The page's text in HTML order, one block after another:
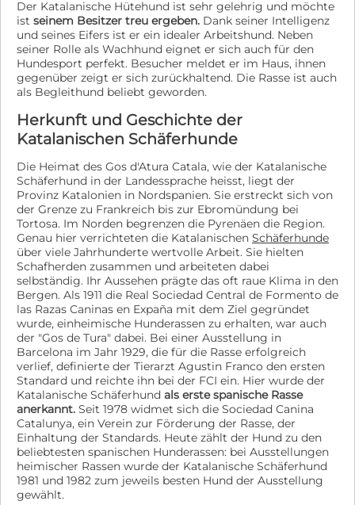
Hundefamilie einzufangen. Wie üblich wurden die
Hunde zunächst in die städtische Perreira gebracht.
Unsere spanische Tierschutzfreundin Julieta holte die
Hundefamilie jedoch bald zu sich in ihr Tierheim Perros
con Alma in Zaragoza. Hier konnten die Welpen in Ruhe
und Geborgenheit wachsen und gedeihen. Kontakt zu
Erna: Tierschutzverein Europa e.V. www.tsv-europa.de
Vermittlerin: Leonie Gessinger (Sprachen: Deutsch,
Englisch) Mobile: 0179 4360839 e-Mail: gessinger@tsv-
europa.de Weitere Videos:
https://youtu.be/yr6sQ9zwAt0 https://youtu.be/RX8Z-
x3IM50 https://youtu.be/2Scvq1dbpEM
https://youtu.be/RTEnEC5hquE
https://youtu.be/X34X9iYy0IY
https://youtu.be/e6QE4e4s-UY
richtig ins Zeug. À propos schmeißen: Bunti verhält
sich im Tierheim durch und durch freundlich und
aufgeschlossen, aber weiß seine Masse noch nicht
richtig einzuschätzen, wodurch er grobmotorisch sein
kann. Er ist wie so ein richtiges Riesenbaby das sich
seiner Kraft nicht bewußt ist. Wir suchen für Bunti
dieser tollen Rassen zu schätzen wissen und damit
umgehen können. Buntis Potenzial ist mindestens
an Menschen und deshalb hoffen wir ganz schnell das
passende Zuhause für diesen Traumkerl zu finden! Wie
soll das aussehen: Er lebt aktuell mit Leona zusammen
was sehr gut klappt. Die beiden spielen miteinander,
kuscheln gemeinsam im Zwinger und passen im
Freilauf gemeinsam gewissenhaft auf. Hundeerfahrene
Menschen, die vielleicht schon eine Hündin in seiner
Größe besitzen dürfen sich also Bunti gerne einmal
näher anschauen. Im Tierheim werden Bunti und Leona
getrennt gefüttert, was auch im neuen Zuhause so
umgesetzt werden sollte, falls sich hier bereits ein
Ersthund befindet. Er kannn aber auch sehr gut alleine
leben. Kleine Hunde sollten eher nicht in seinem
zukünftigen Zuhause leben, da er diese durch seine
Überschwänglichkeit unabsichtlich verletzen könnte.
Bestimmt hätte er Freude daran, wenn er durch einen
Garten oder über ein Gelände patroullieren dürfte. Da
er seiner Rasse entsprechend auch Vorgänge meldet,
wäre eine ländlichere Umgebung vom Vorteil. Für
Spaziergänge, Wanderungen, gemeinsames Spielen
und Abenteuer in der Natur wäre er sicher zu
begeistern. Er zählt eher zu den schlankeren, etwas
agileren Herdis und nur den ganzen Tag auf dem Hof
Der Katalanische Hütehund ist sehr gelehrig und möchte
ist seinem Besitzer treu ergeben. Dank seiner Intelligenz
und seines Eifers ist er ein idealer Arbeitshund. Neben
seiner Rolle als Wachhund eignet er sich auch für den
Hundesport perfekt. Besucher meldet er im Haus, ihnen
gegenüber zeigt er sich zurückhaltend. Die Rasse ist auch
als Begleithund beliebt geworden.
Herkunft und Geschichte der
Katalanischen Schäferhunde
Die Heimat des Gos d'Atura Catala, wie der Katalanische
Schäferhund in der Landessprache heisst, liegt der
Provinz Katalonien in Nordspanien. Sie erstreckt sich von
der Grenze zu Frankreich bis zur Ebromündung bei
Tortosa. Im Norden begrenzen die Pyrenäen die Region.
Genau hier verrichteten die Katalanischen Schäferhunde
über viele Jahrhunderte wertvolle Arbeit. Sie hielten
Schafherden zusammen und arbeiteten dabei
selbständig. Ihr Aussehen prägte das oft raue Klima in den
Bergen. Als 1911 die Real Sociedad Central de Formento de
las Razas Caninas en Expaña mit dem Ziel gegründet
wurde, einheimische Hunderassen zu erhalten, war auch
der "Gos de Tura" dabei. Bei einer Ausstellung in
Barcelona im Jahr 1929, die für die Rasse erfolgreich
verlief, definierte der Tierarzt Agustin Franco den ersten
Standard und reichte ihn bei der FCI ein. Hier wurde der
Katalanische Schäferhund als erste spanische Rasse
anerkannt. Seit 1978 widmet sich die Sociedad Canina
Catalunya, ein Verein zur Förderung der Rasse, der
Einhaltung der Standards. Heute zählt der Hund zu den
beliebtesten spanischen Hunderassen: bei Ausstellungen
heimischer Rassen wurde der Katalanische Schäferhund
1981 und 1982 zum jeweils besten Hund der Ausstellung
gewählt.